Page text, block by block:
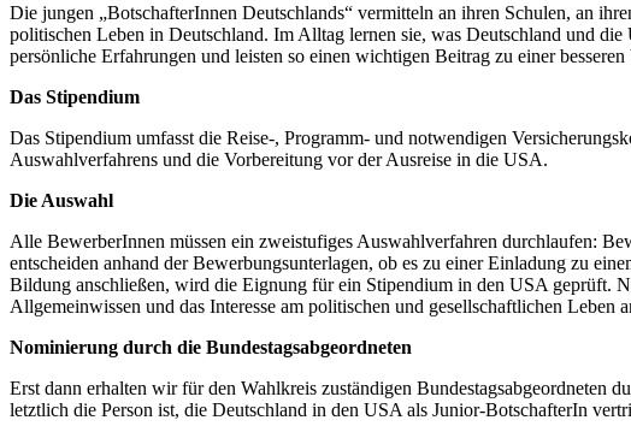
Die jungen „BotschafterInnen Deutschlands“ vermitteln an ihren Schulen, an
politischen Leben in Deutschland. Im Alltag lernen sie, was Deutschland und
persönliche Erfahrungen und leisten so einen wichtigen Beitrag zu einer
Das Stipendium
Das Stipendium umfasst die Reise-, Programm- und notwendigen
Auswahlverfahrens und die Vorbereitung vor der Ausreise in die USA.
Die Auswahl
Alle BewerberInnen müssen ein zweistufiges Auswahlverfahren durchlaufen:
entscheiden anhand der Bewerbungsunterlagen, ob es zu einer Einladung zu
Bildung anschließen, wird die Eignung für ein Stipendium in den USA geprüft.
Allgemeinwissen und das Interesse am politischen und gesellschaftlichen Leben
Nominierung durch die Bundestagsabgeordneten
Erst dann erhalten wir für den Wahlkreis zuständigen Bundestagsabgeordneten
letztlich die Person ist, die Deutschland in den USA als Junior-BotschafterIn